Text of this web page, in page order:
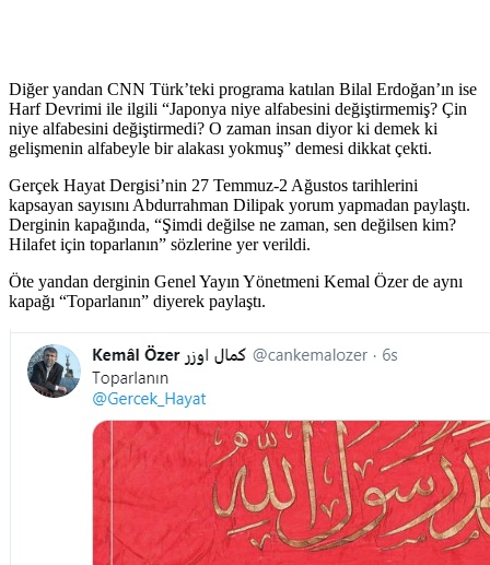
Diğer yandan CNN Türk’teki programa katılan Bilal Erdoğan’ın ise
Harf Devrimi ile ilgili “Japonya niye alfabesini değiştirmemiş? Çin
niye alfabesini değiştirmedi? O zaman insan diyor ki demek ki
gelişmenin alfabeyle bir alakası yokmuş” demesi dikkat çekti.
Gerçek Hayat Dergisi’nin 27 Temmuz-2 Ağustos tarihlerini
kapsayan sayısını Abdurrahman Dilipak yorum yapmadan paylaştı.
Derginin kapağında, “Şimdi değilse ne zaman, sen değilsen kim?
Hilafet için toparlanın” sözlerine yer verildi.
Öte yandan derginin Genel Yayın Yönetmeni Kemal Özer de aynı
kapağı “Toparlanın” diyerek paylaştı.